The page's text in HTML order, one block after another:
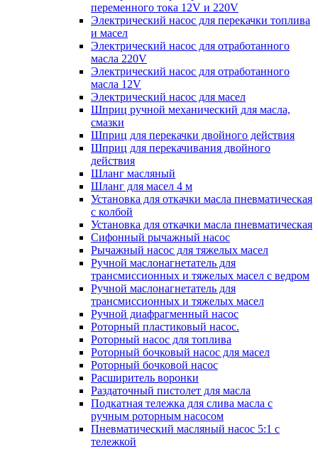
переменного тока 12V и 220V
Электрический насос для перекачки топлива
и масел
Электрический насос для отработанного
масла 220V
Электрический насос для отработанного
масла 12V
Электрический насос для масел
Шприц ручной механический для масла,
смазки
Шприц для перекачки двойного действия
Шприц для перекачивания двойного
действия
Шланг масляный
Шланг для масел 4 м
Установка для откачки масла пневматическая
с колбой
Установка для откачки масла пневматическая
Сифонный рычажный насос
Рычажный насос для тяжелых масел
Ручной маслонагнетатель для
трансмиссионных и тяжелых масел с ведром
Ручной маслонагнетатель для
трансмиссионных и тяжелых масел
Ручной диафрагменный насос
Роторный пластиковый насос.
Роторный насос для топлива
Роторный бочковый насос для масел
Роторный бочковой насос
Расширитель воронки
Раздаточный пистолет для масла
Подкатная тележка для слива масла с
ручным роторным насосом
Пневматический масляный насос 5:1 с
тележкой